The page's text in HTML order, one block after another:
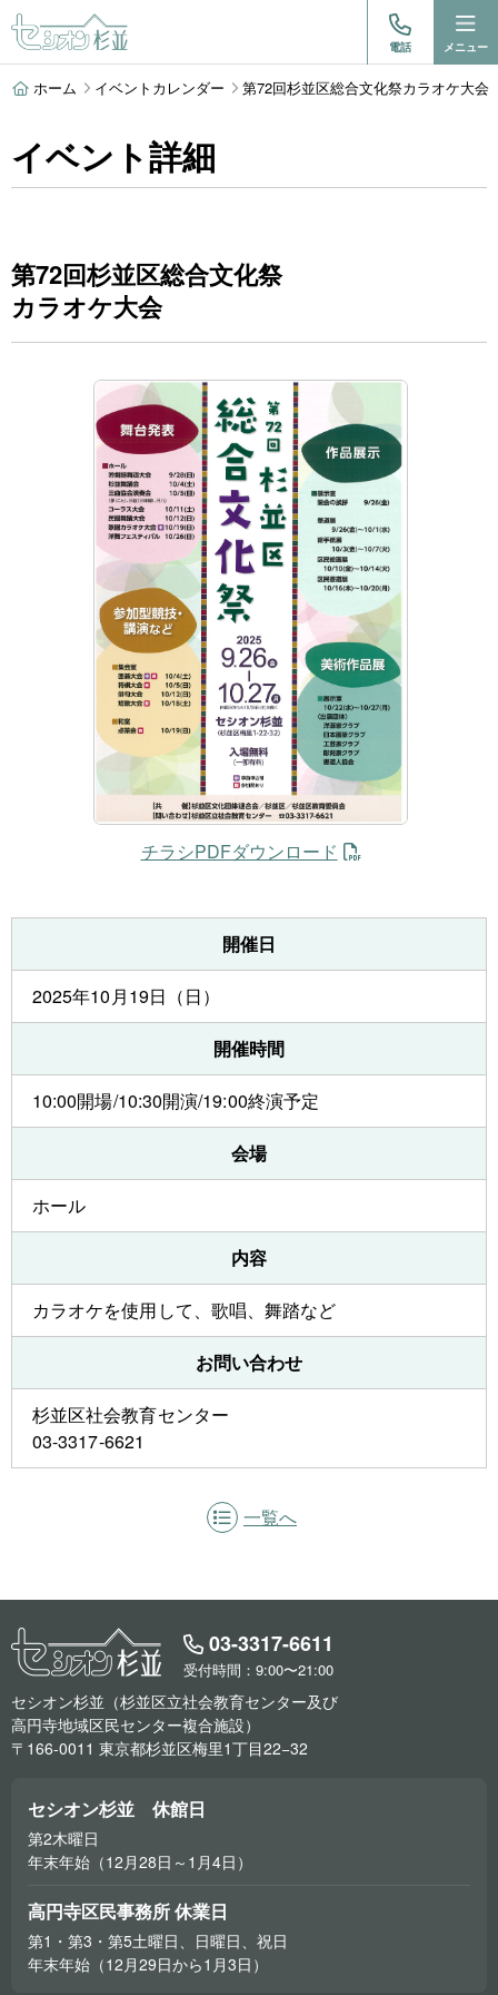
電話 メニュー
ホーム イベントカレンダー 第72回杉並区総合文化祭カラオケ大会
イベント詳細
第72回杉並区総合文化祭
カラオケ大会
チラシPDFダウンロード
開催日
2025年10月19日（日）
開催時間
10:00開場/10:30開演/19:00終演予定
会場
ホール
内容
カラオケを使用して、歌唱、舞踏など
お問い合わせ
杉並区社会教育センター
03-3317-6621
一覧へ
03-3317-6611
受付時間：9:00〜21:00
セシオン杉並（杉並区立社会教育センター及び
高円寺地域区民センター複合施設）
〒166-0011 東京都杉並区梅里1丁目22−32
セシオン杉並 休館日
第2木曜日
年末年始（12月28日～1月4日）
高円寺区民事務所 休業日
第1・第3・第5土曜日、日曜日、祝日
年末年始（12月29日から1月3日）